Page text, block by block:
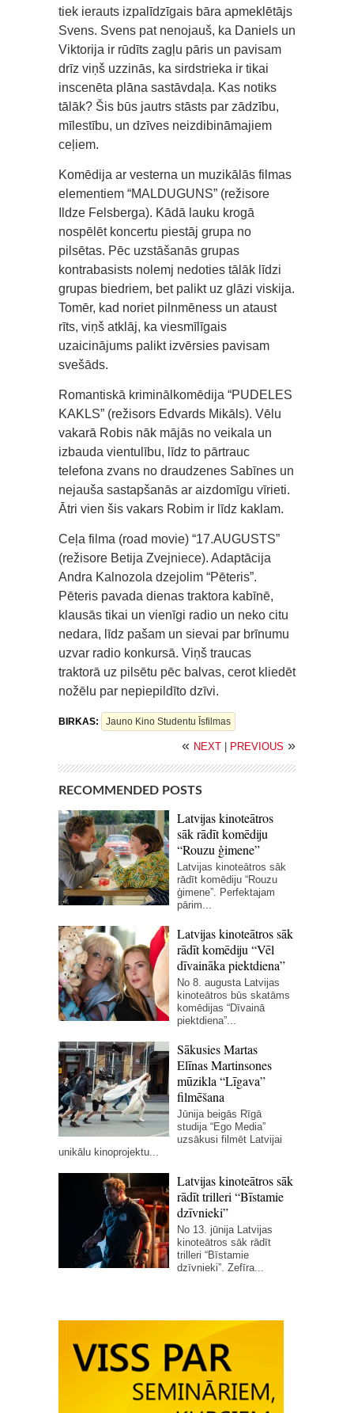
tiek ierauts izpalīdzīgais bāra apmeklētājs
Svens. Svens pat nenojauš, ka Daniels un
Viktorija ir rūdīts zagļu pāris un pavisam
drīz viņš uzzinās, ka sirdstrieka ir tikai
inscenēta plāna sastāvdaļa. Kas notiks
tālāk? Šis būs jautrs stāsts par zādzību,
mīlestību, un dzīves neizdibināmajiem
ceļiem.
Komēdija ar vesterna un muzikālās filmas
elementiem “MALDUGUNS” (režisore
Ildze Felsberga). Kādā lauku krogā
nospēlēt koncertu piestāj grupa no
pilsētas. Pēc uzstāšanās grupas
kontrabasists nolemj nedoties tālāk līdzi
grupas biedriem, bet palikt uz glāzi viskija.
Tomēr, kad noriet pilnmēness un ataust
rīts, viņš atklāj, ka viesmīlīgais
uzaicinājums palikt izvērsies pavisam
svešāds.
Romantiskā kriminālkomēdija “PUDELES
KAKLS” (režisors Edvards Mikāls). Vēlu
vakarā Robis nāk mājās no veikala un
izbauda vientulību, līdz to pārtrauc
telefona zvans no draudzenes Sabīnes un
nejauša sastapšanās ar aizdomīgu vīrieti.
Ātri vien šis vakars Robim ir līdz kaklam.
Ceļa filma (road movie) “17.AUGUSTS”
(režisore Betija Zvejniece). Adaptācija
Andra Kalnozola dzejolim “Pēteris”.
Pēteris pavada dienas traktora kabīnē,
klausās tikai un vienīgi radio un neko citu
nedara, līdz pašam un sievai par brīnumu
uzvar radio konkursā. Viņš traucas
traktorā uz pilsētu pēc balvas, cerot kliedēt
nožēlu par nepiepildīto dzīvi.
BIRKAS: Jauno Kino Studentu Īsfilmas
« NEXT | PREVIOUS »
RECOMMENDED POSTS
Latvijas kinoteātros
sāk rādīt komēdiju
“Rouzu ģimene”
Latvijas kinoteātros sāk
rādīt komēdiju “Rouzu
ģimene”. Perfektajam
pārim...
Latvijas kinoteātros sāk
rādīt komēdiju “Vēl
dīvaināka piektdiena”
No 8. augusta Latvijas
kinoteātros būs skatāms
komēdijas “Dīvainā
piektdiena”...
Sākusies Martas
Elīnas Martinsones
mūzikla “Līgava”
filmēšana
Jūnija beigās Rīgā
studija “Ego Media”
uzsākusi filmēt Latvijai
unikālu kinoprojektu...
Latvijas kinoteātros sāk
rādīt trilleri “Bīstamie
dzīvnieki”
No 13. jūnija Latvijas
kinoteātros sāk rādīt
trilleri “Bīstamie
dzīvnieki”. Zefīra...